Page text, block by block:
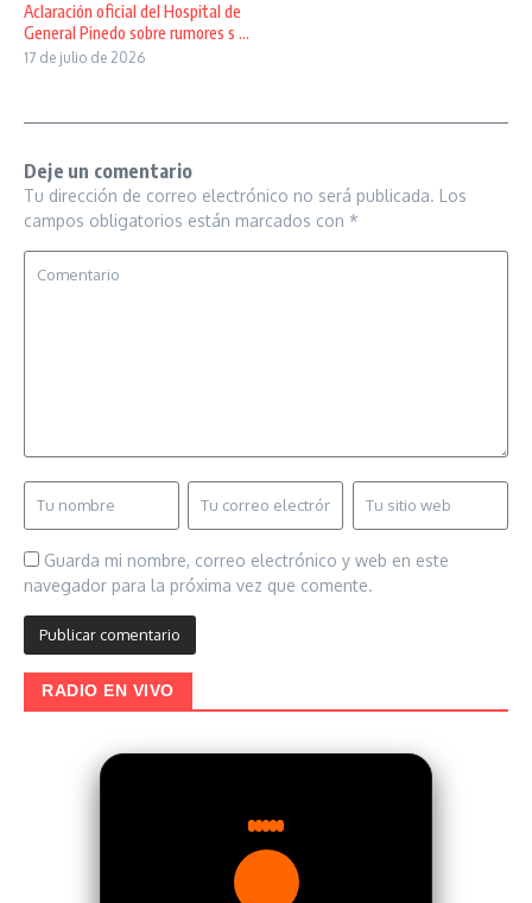
Aclaración oficial del Hospital de
General Pinedo sobre rumores s ...
17 de julio de 2026
Deje un comentario
Tu dirección de correo electrónico no será publicada. Los
campos obligatorios están marcados con *
Guarda mi nombre, correo electrónico y web en este
navegador para la próxima vez que comente.
RADIO EN VIVO